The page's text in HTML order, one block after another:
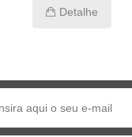
Detalhe